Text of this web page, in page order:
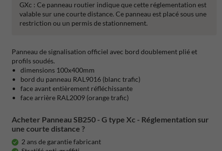
GXc : Ce panneau routier indique que cette réglementation est
valable sur une courte distance. Ce panneau est placé sous une
restriction ou un permis de stationnement.
Panneau de signalisation officiel avec bord doublement plié et
profils soudés.
dimensions 100x400mm
bord du panneau RAL9016 (blanc trafic)
face avant entièrement réfléchissante
face arrière RAL2009 (orange trafic)
Acheter Panneau SB250 - G type Xc - Réglementation sur
une courte distance ?
2 ans de garantie fabricant